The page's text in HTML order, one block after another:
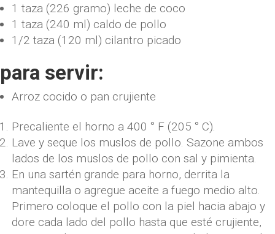
1 taza (226 gramo) leche de coco
1 taza (240 ml) caldo de pollo
1/2 taza (120 ml) cilantro picado
para servir:
Arroz cocido o pan crujiente
Precaliente el horno a 400 ° F (205 ° C).
Lave y seque los muslos de pollo. Sazone ambos
lados de los muslos de pollo con sal y pimienta.
En una sartén grande para horno, derrita la
mantequilla o agregue aceite a fuego medio alto.
Primero coloque el pollo con la piel hacia abajo y
dore cada lado del pollo hasta que esté crujiente,